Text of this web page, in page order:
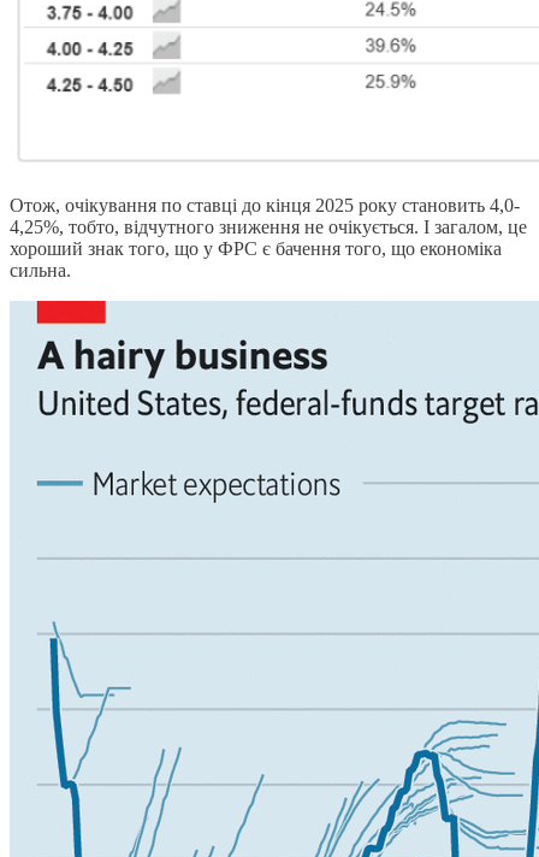
Отож, очікування по ставці до кінця 2025 року становить 4,0-
4,25%, тобто, відчутного зниження не очікується. І загалом, це
хороший знак того, що у ФРС є бачення того, що економіка
сильна.